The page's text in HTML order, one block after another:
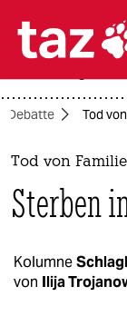
themen
politik
gesellschaft
krieg in
Debatte Tod
Tod von
Sterben
Kolumne
von Ilija